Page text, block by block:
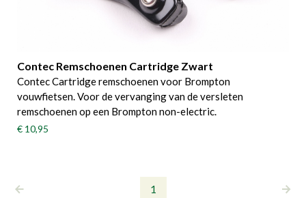
Contec Remschoenen Cartridge Zwart
Contec Cartridge remschoenen voor Brompton
vouwfietsen. Voor de vervanging van de versleten
remschoenen op een Brompton non-electric.
€ 10,95
1